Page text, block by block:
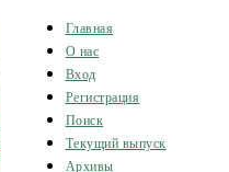
Главная
О нас
Вход
Регистрация
Поиск
Текущий выпуск
Архивы